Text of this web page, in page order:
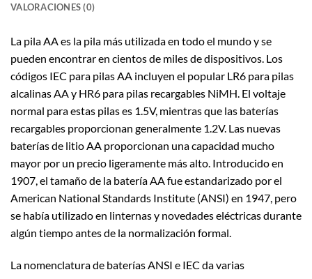
VALORACIONES (0)
La pila AA es la pila más utilizada en todo el mundo y se
pueden encontrar en cientos de miles de dispositivos. Los
códigos IEC para pilas AA incluyen el popular LR6 para pilas
alcalinas AA y HR6 para pilas recargables NiMH. El voltaje
normal para estas pilas es 1.5V, mientras que las baterías
recargables proporcionan generalmente 1.2V. Las nuevas
baterías de litio AA proporcionan una capacidad mucho
mayor por un precio ligeramente más alto. Introducido en
1907, el tamaño de la batería AA fue estandarizado por el
American National Standards Institute (ANSI) en 1947, pero
se había utilizado en linternas y novedades eléctricas durante
algún tiempo antes de la normalización formal.
La nomenclatura de baterías ANSI e IEC da varias